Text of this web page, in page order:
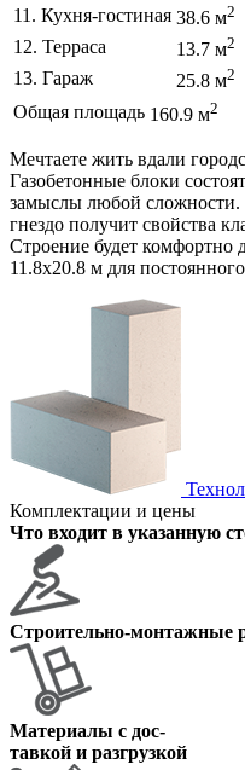
11. Кухня-гостиная 38.6 м2
12. Терраса 13.7 м2
13. Гараж 25.8 м2
Общая площадь 160.9 м2
Мечтаете жить вдали
Газобетонные блоки
замыслы любой сложности.
гнездо получит свойства
Строение будет комфортно
11.8х20.8 м для
Комплектации и цены
Что входит в указанную
Строительно-монтажные
Материалы с дос-
тавкой и разгрузкой